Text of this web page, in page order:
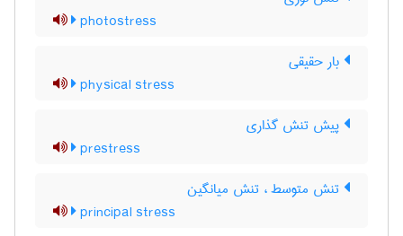
photostress
بار حقیقی
physical stress
پیش تنش گذاری
prestress
تنش متوسط ، تنش میانگین
principal stress